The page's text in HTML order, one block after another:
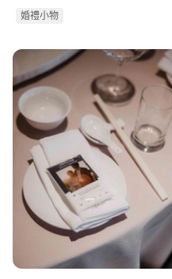
尬、親友還會說「欸這個也太
婚禮⼩物